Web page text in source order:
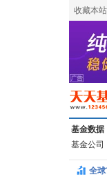
收藏本站
基金数据
基金公司
全